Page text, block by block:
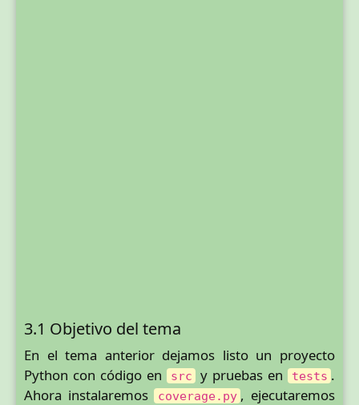
3.1 Objetivo del tema
En el tema anterior dejamos listo un proyecto
Python con código en src y pruebas en tests .
Ahora instalaremos coverage.py , ejecutaremos